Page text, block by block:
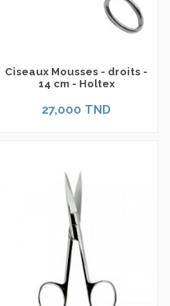
Ciseaux Mousses - droits -
14 cm - Holtex
27,000 TND